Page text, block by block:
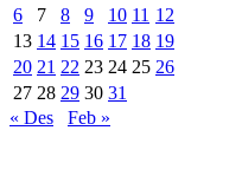
6
7 8 9 10 11 12
13 14 15 16 17 18 19
20 21 22 23 24 25 26
27 28 29 30 31
« Des
Feb »